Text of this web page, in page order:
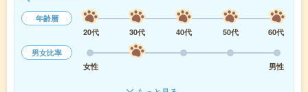
年齢層
20代
30代 40代 50代
60代
男女比率
女性
男性